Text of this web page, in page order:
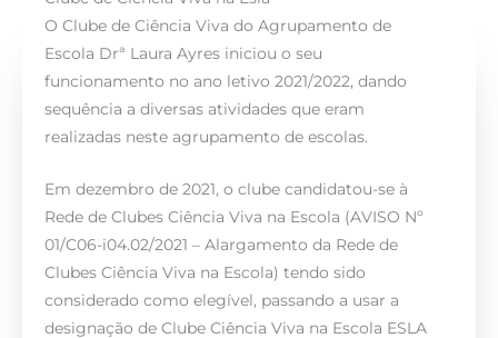
O Clube de Ciência Viva do Agrupamento de
Escola Drª Laura Ayres iniciou o seu
funcionamento no ano letivo 2021/2022, dando
sequência a diversas atividades que eram
realizadas neste agrupamento de escolas.
Em dezembro de 2021, o clube candidatou-se à
Rede de Clubes Ciência Viva na Escola (AVISO Nº
01/C06-i04.02/2021 – Alargamento da Rede de
Clubes Ciência Viva na Escola) tendo sido
considerado como elegível, passando a usar a
designação de Clube Ciência Viva na Escola ESLA